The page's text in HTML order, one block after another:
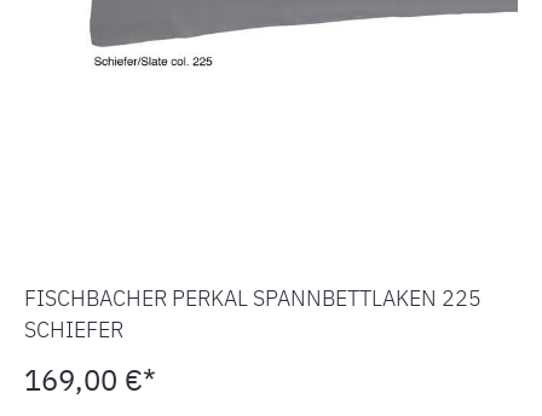
FISCHBACHER PERKAL SPANNBETTLAKEN 225
SCHIEFER
169,00 €*